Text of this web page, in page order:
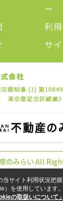
ー
利
サ
のみらい All
当サイト利用状況把
）を使用しています。
の取扱いについて」